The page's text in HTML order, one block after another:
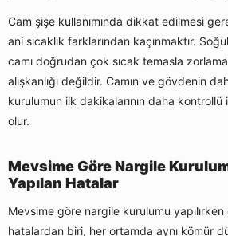
Cam şişe kullanımında dikkat edilmesi
ani sıcaklık farklarından kaçınmaktır.
camı doğrudan çok sıcak temasla
alışkanlığı değildir. Camın ve gövdenin
kurulumun ilk dakikalarının daha kontrollü
olur.
Mevsime Göre Nargile
Yapılan Hatalar
Mevsime göre nargile kurulumu yapılırken
hatalardan biri, her ortamda aynı kömür